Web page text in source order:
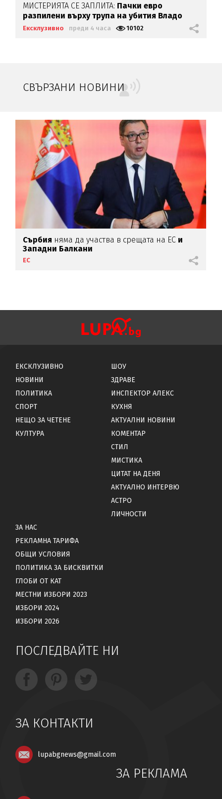
МИСТЕРИЯТА СЕ ЗАПЛИТА: Пачки евро
разпилени върху трупа на убития Владо
Загатото
Ексклузивно преди 4 часа 10102
СВЪРЗАНИ НОВИНИ
Сърбия няма да участва в срещата на ЕС и
Западни Балкани
ЕС
ЕКСКЛУЗИВНО
НОВИНИ
ПОЛИТИКА
СПОРТ
НЕЩО ЗА ЧЕТЕНЕ
КУЛТУРА
ШОУ
ЗДРАВЕ
ИНСПЕКТОР АЛЕКС
КУХНЯ
АКТУАЛНИ НОВИНИ
КОМЕНТАР
СТИЛ
МИСТИКА
ЦИТАТ НА ДЕНЯ
АКТУАЛНО ИНТЕРВЮ
АСТРО
ЛИЧНОСТИ
ЗА НАС
РЕКЛАМНА ТАРИФА
ОБЩИ УСЛОВИЯ
ПОЛИТИКА ЗА БИСКВИТКИ
ГЛОБИ ОТ КАТ
МЕСТНИ ИЗБОРИ 2023
ИЗБОРИ 2024
ИЗБОРИ 2026
ПОСЛЕДВАЙТЕ НИ
ЗА КОНТАКТИ
lupabgnews@gmail.com
ЗА РЕКЛАМА